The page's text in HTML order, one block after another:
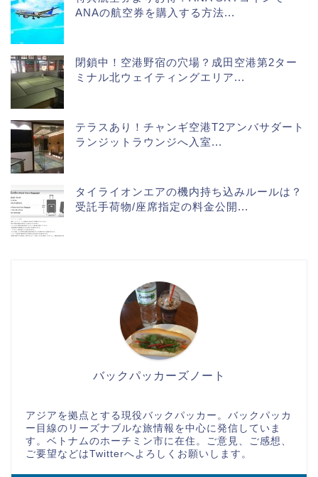
ANAの航空券を購入する方法...
閉鎖中！空港野宿の穴場？成田空港第2ター
ミナル北ウェイティングエリア...
テラスあり！チャンギ空港T2アンバサダート
ランジットラウンジへ入室...
タイライオンエアの機内持ち込みルールは？
受託手荷物/座席指定の料金公開...
バックパッカーズノート
アジアを拠点とする現役バックパッカー。バックパッカ
ー目線のリーズナブルな旅情報を中心に発信していま
す。ベトナムのホーチミン市に在住。ご意見、ご感想、
ご要望などはTwitterへよろしくお願いします。